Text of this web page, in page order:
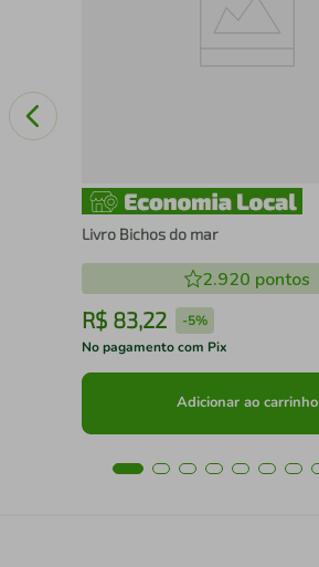
Livro Bichos do mar
2.920 pontos
R$ 83,22 -5%
No pagamento com Pix
Adicionar ao carrinho